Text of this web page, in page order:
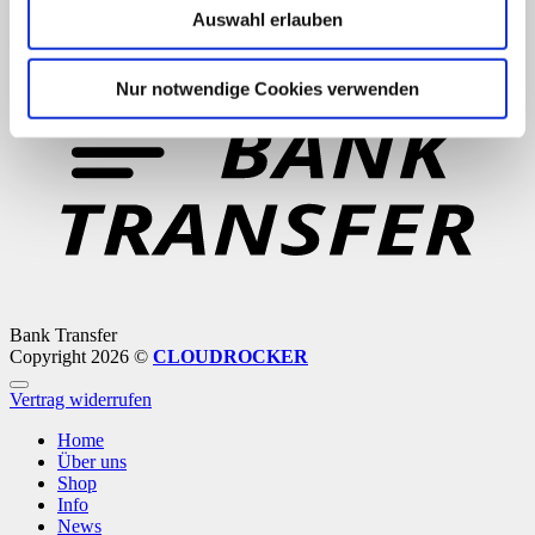
Auswahl erlauben
Nur notwendige Cookies verwenden
PayPal
Bank Transfer
Copyright 2026 © CLOUDROCKER
Vertrag widerrufen
Home
Über uns
Shop
Info
News